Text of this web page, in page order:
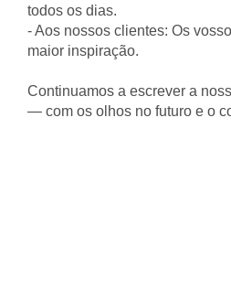
todos os dias.
- Aos nossos clientes: Os
maior inspiração.
Continuamos a escrever a
— com os olhos no futuro e o